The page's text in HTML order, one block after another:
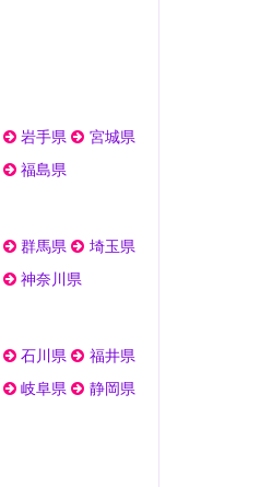
岩手県
宮城県
福島県
群馬県
埼玉県
神奈川県
石川県
福井県
岐阜県
静岡県